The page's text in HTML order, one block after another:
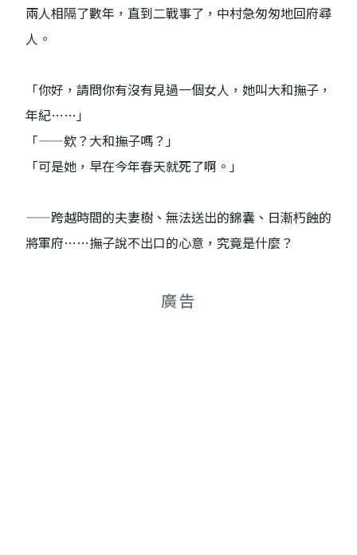
兩人相隔了數年，直到二戰事了，中村急匆匆地回府尋
人。
「你好，請問你有沒有見過一個女人，她叫大和撫子，
年紀……」
「——欸？大和撫子嗎？」
「可是她，早在今年春天就死了啊。」
——跨越時間的夫妻樹、無法送出的錦囊、日漸朽蝕的
將軍府……撫子說不出口的心意，究竟是什麼？
廣告